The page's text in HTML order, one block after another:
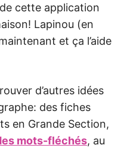
cette application
Lapinou (en
et ça l’aide
d’autres idées
des fiches
en Grande Section,
mots-fléchés, au